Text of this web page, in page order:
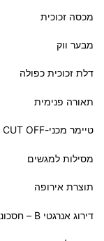
מכסה זכוכית
מבער ווק
דלת זכוכית כפולה
תאורה פנימית
טיימר מכני-CUT OFF
מסילות למגשים
תוצרת אירופה
דירוג אנרגטי B – חסכוני בחשמל!